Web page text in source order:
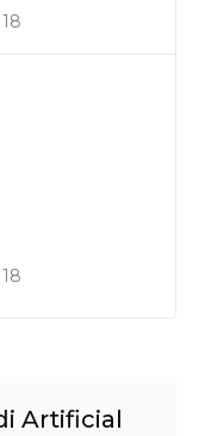
Artificial